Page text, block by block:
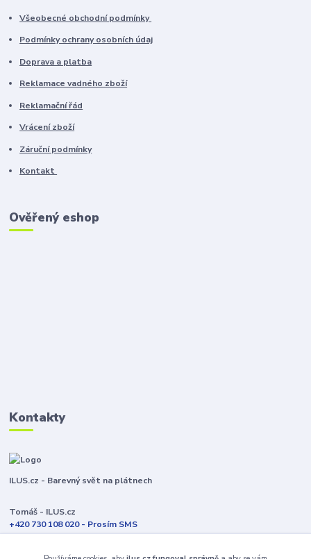
Všeobecné obchodní podmínky
Podmínky ochrany osobních údaj
Doprava a platba
Reklamace vadného zboží
Reklamační řád
Vrácení zboží
Záruční podmínky
Kontakt
Ověřený eshop
Kontakty
ILUS.cz - Barevný svět na plátnech
Tomáš - ILUS.cz
+420 730 108 020 - Prosím SMS
Jsme většinu času ve výrobě